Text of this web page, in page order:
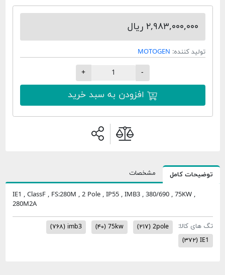
۲,۹۸۳,۰۰۰,۰۰۰ ریال
تولید کننده: MOTOGEN
افزودن به سبد خرید
کامل مشخصات
IE1 , ClassF , FS:280M , 2 Pole , IP55 , IMB3 , 380/690 , 75KW ,
280M2A
های کالا: 2pole (۲۱۷) 75kw (۴۰) imb3
(۷۶۸)
(۳۷۲)